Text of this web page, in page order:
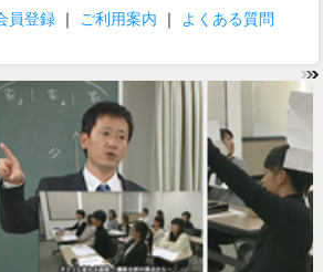
員登録 ｜ ご利用案内 ｜ よくある質問